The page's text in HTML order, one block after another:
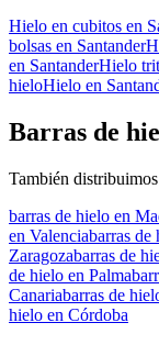
Hielo en cubitos en
bolsas en Santander
en SantanderHielo
hieloHielo en
Barras de
También distribuimos
barras de hielo en
en Valenciabarras de
Zaragozabarras de
de hielo en Palma
Canariabarras de
hielo en Córdoba